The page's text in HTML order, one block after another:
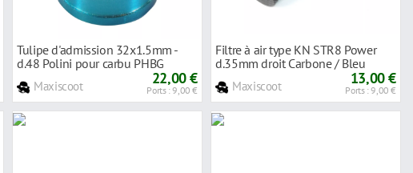
Tulipe d'admission 32x1.5mm -
d.48 Polini pour carbu PHBG
Maxiscoot 22,00 €
Ports : 9,00 €
Filtre à air type KN STR8 Power
d.35mm droit Carbone / Bleu
Maxiscoot 13,00 €
Ports : 9,00 €